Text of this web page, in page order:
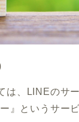
は、LINEのサ
』というサー